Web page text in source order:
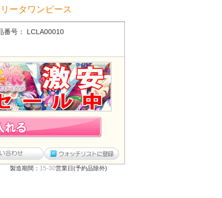
ータワンピース
番号： LCLA00010
製造期間： 15-30営業日(予約品除外)